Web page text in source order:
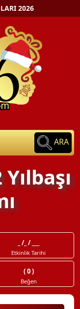
2026
ARA
_ /_ / ___
Etkinlik Tarihi
( 0 )
Beğen